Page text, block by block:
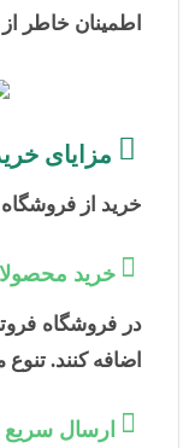
اطمینان خاطر
مزایای
خرید از
خرید
در فروشگاه
اضافه کنند.
ارسال